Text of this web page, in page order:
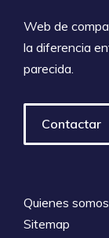
Web de
la diferencia
parecida.
Contactar
Quienes somos
Sitemap